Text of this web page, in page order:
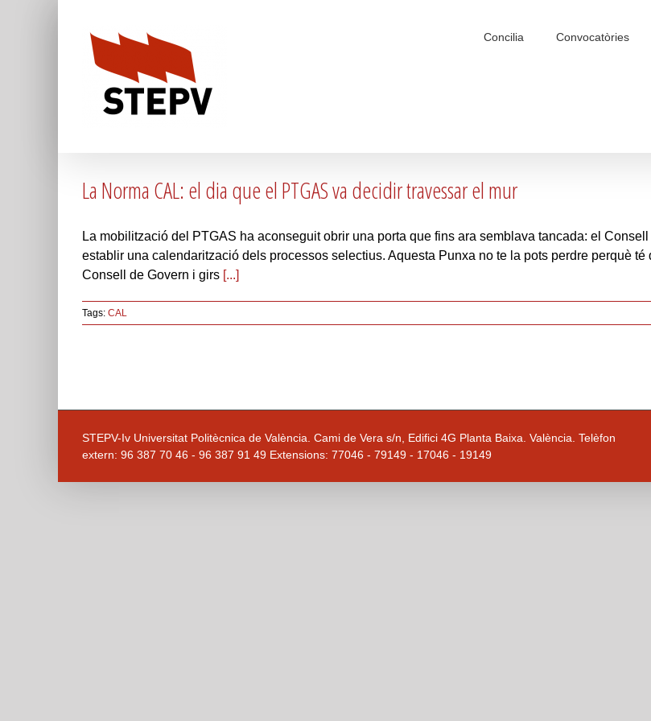
Concilia Convocatòries
La Norma CAL: el dia que el PTGAS va decidir travessar el mur
La mobilització del PTGAS ha aconseguit obrir una porta que fins ara semblava tancada: el
establir una calendarització dels processos selectius. Aquesta Punxa no te la pots perdre perquè
Consell de Govern i girs [...]
Tags: CAL
STEPV-Iv Universitat Politècnica de València. Cami de Vera s/n, Edifici 4G Planta Baixa. València. Telèfon
extern: 96 387 70 46 - 96 387 91 49 Extensions: 77046 - 79149 - 17046 - 19149